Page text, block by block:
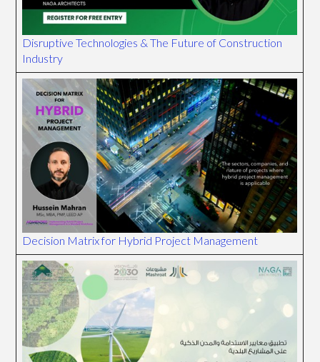
Disruptive Technologies & The Future of Construction
Industry
Decision Matrix for Hybrid Project Management